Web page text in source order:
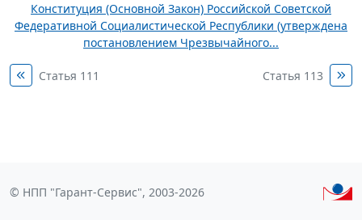
Конституция (Основной Закон) Российской Советской
Федеративной Социалистической Республики (утверждена
постановлением Чрезвычайного...
Статья 111 Статья 113
© НПП "Гарант-Сервис", 2003-2026